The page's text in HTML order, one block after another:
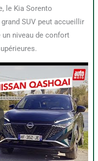
le Kia Sorento
SUV peut accueillir
un niveau de confort